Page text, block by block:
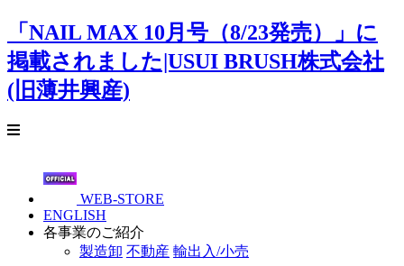
「NAIL MAX 10月号（8/23発売）」に
掲載されました|USUI BRUSH株式会社
(旧薄井興産)
WEB-STORE
ENGLISH
各事業のご紹介
製造卸 不動産 輸出入/小売